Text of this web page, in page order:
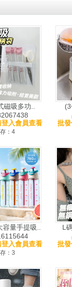
磁吸多功..
入會員查看
：4
批
量手提吸..
入會員查看
：3
L
批